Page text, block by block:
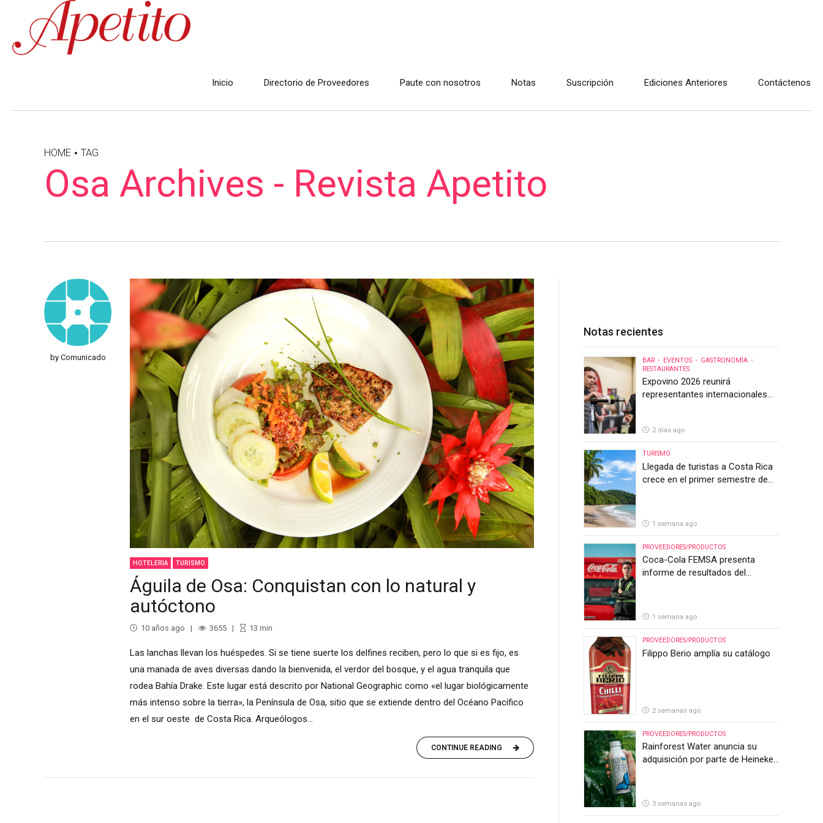
Inicio Directorio de Proveedores Paute con nosotros Notas Suscripción Ediciones Anteriores Contáctenos
HOME TAG
Osa Archives - Revista Apetito
by Comunicado
HOTELERIA TURISMO
Águila de Osa: Conquistan con lo natural y
autóctono
10 años ago 3655 13 min
Las lanchas llevan los huéspedes. Si se tiene suerte los delfines reciben, pero lo que si es fijo, es
una manada de aves diversas dando la bienvenida, el verdor del bosque, y el agua tranquila que
rodea Bahía Drake. Este lugar está descrito por National Geographic como «el lugar biológicamente
más intenso sobre la tierra», la Península de Osa, sitio que se extiende dentro del Océano Pacífico
en el sur oeste de Costa Rica. Arqueólogos...
CONTINUE READING
Notas recientes
BAR EVENTOS
GASTRONOMÍA
RESTAURANTES
Expovino 2026 reunirá
representantes internacionales
2 días ago
TURISMO
Llegada de turistas a Costa Rica
crece en el primer semestre de
1 semana ago
PROVEEDORES/PRODUCTOS
Coca-Cola FEMSA presenta
informe de resultados del
1 semana ago
PROVEEDORES/PRODUCTOS
Filippo Berio amplía su catálogo
2 semanas ago
PROVEEDORES/PRODUCTOS
Rainforest Water anuncia su
adquisición por parte de Heineken
3 semanas ago